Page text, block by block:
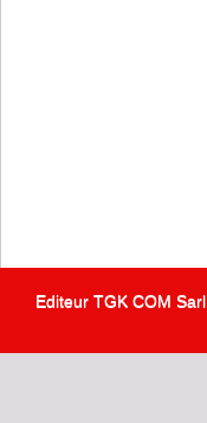
Editeur TGK COM